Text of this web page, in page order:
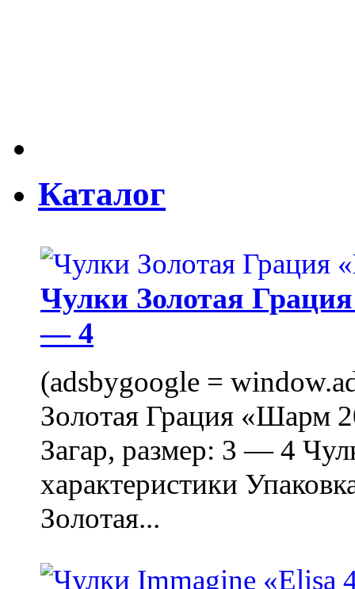
Каталог
Чулки Золотая
— 4
(adsbygoogle =
Золотая Грация «Шарм
Загар, размер: 3 — 4
характеристики
Золотая...